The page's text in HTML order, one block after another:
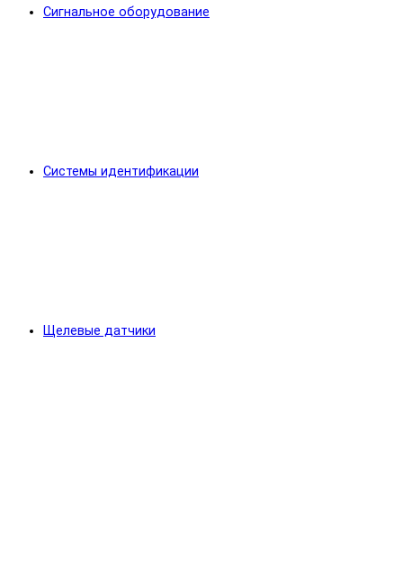
Сигнальное оборудование
Системы идентификации
Щелевые датчики